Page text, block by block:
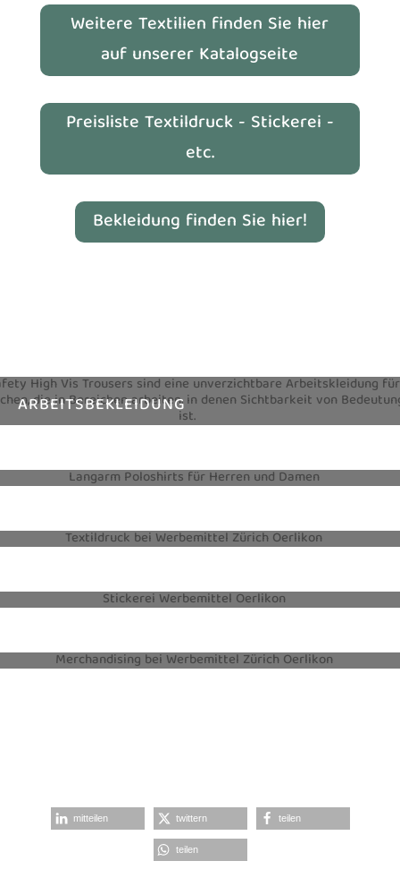
Weitere Textilien finden Sie hier
auf unserer Katalogseite
Preisliste Textildruck - Stickerei -
etc.
Bekleidung finden Sie hier!
ARBEITSBEKLEIDUNG
TEXTILIEN
TEXTILDRUCK
STICKEREI
MERCHANDISING
mitteilen twittern teilen
teilen